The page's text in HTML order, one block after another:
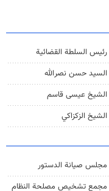
رئیس السلطة القضائیة
السيد حسن نصرالله
الشيخ عيسى قاسم
الشيخ الزكزاكي
مجلس صيانة الدستور
مجمع تشخيص مصلحة النظام